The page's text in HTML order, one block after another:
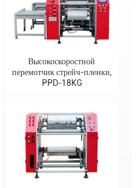
Высокоскоростной
перемотчик стрейч-пленки,
PPD-18KG